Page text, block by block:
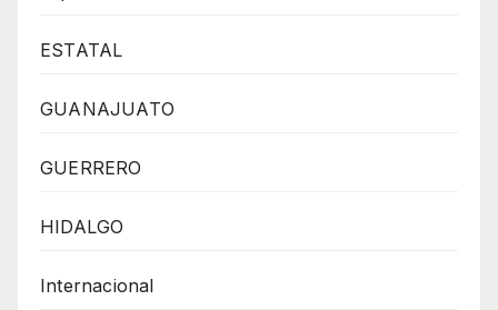
ESTATAL
GUANAJUATO
GUERRERO
HIDALGO
Internacional